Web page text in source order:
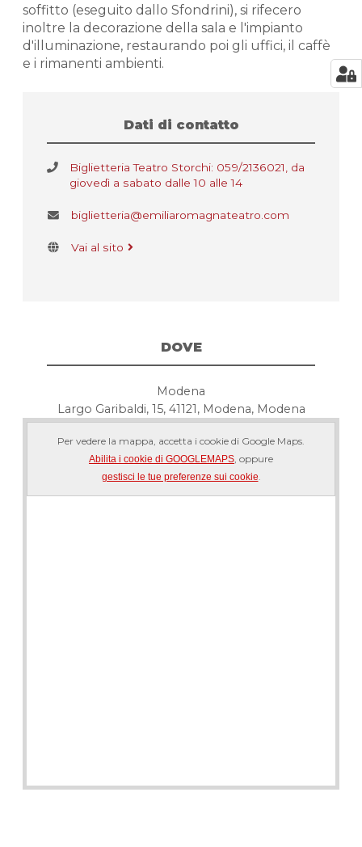
soffitto (eseguito dallo Sfondrini), si rifecero
inoltre la decorazione della sala e l'impianto
d'illuminazione, restaurando poi gli uffici, il caffè
e i rimanenti ambienti.
Dati di contatto
Biglietteria Teatro Storchi: 059/2136021, da
giovedì a sabato dalle 10 alle 14
biglietteria@emiliaromagnateatro.com
Vai al sito
DOVE
Modena
Largo Garibaldi, 15, 41121, Modena, Modena
Per vedere la mappa, accetta i cookie di Google Maps.
Abilita i cookie di GOOGLEMAPS, oppure
gestisci le tue preferenze sui cookie.